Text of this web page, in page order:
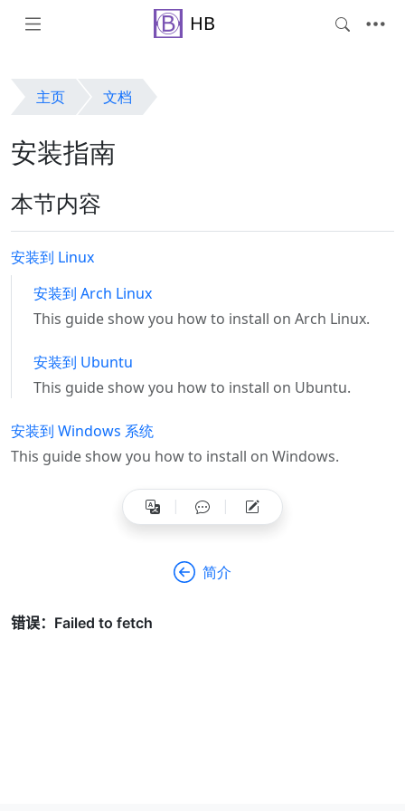
HB
主页 文档
安装指南
本节内容
安装到 Linux
安装到 Arch Linux
This guide show you how to install on Arch Linux.
安装到 Ubuntu
This guide show you how to install on Ubuntu.
安装到 Windows 系统
This guide show you how to install on Windows.
简介